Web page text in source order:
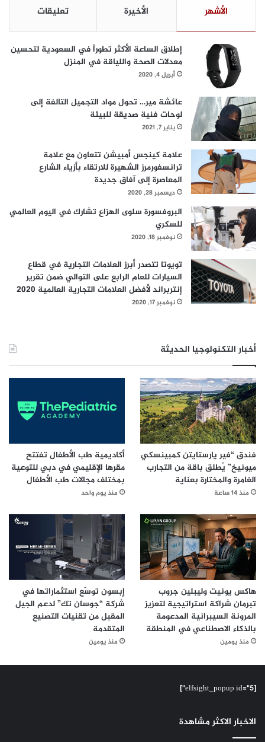
الأشهر الأخيرة تعليقات
إطلاق الساعة الأكثر تطوراً في السعودية لتحسين
معدلات الصحة واللياقة في المنزل
أبريل 4, 2020
عائشة مير… تحول مواد التجميل التالفة إلى
لوحات فنية صديقة للبيئة
يناير 7, 2021
علامة كينجس أمبيشن تتعاون مع علامة
ترانسفورمرز الشهيرة للارتقاء بأزياء الشارع
المعاصرة إلى آفاق جديدة
ديسمبر 28, 2020
البروفسورة سلوى الهزاع تشارك في اليوم العالمي
للسكري
نوفمبر 18, 2020
تويوتا تتصدر أبرز العلامات التجارية في قطاع
السيارات للعام الرابع على التوالي ضمن تقرير
إنتربراند لأفضل العلامات التجارية العالمية 2020
نوفمبر 17, 2020
أخبار التكنولوجيا الحديثة
فندق “فير يارستايتن كمبينسكي
ميونيخ” يُطلق باقة من التجارب
الغامرة والمختارة بعناية
منذ 14 ساعة
أكاديمية طب الأطفال تفتتح
مقرها الإقليمي في دبي للتوعية
بمختلف مجالات طب الأطفال
منذ يوم واحد
هاكس يونيت وليبلين جروب
تبرمان شراكة استراتيجية لتعزيز
المرونة السيبرانية المدعومة
بالذكاء الاصطناعي في المنطقة
منذ يومين
إبسون توسّع استثماراتها في
شركة “جوسان تك” لدعم الجيل
المقبل من تقنيات التصنيع
المتقدمة
منذ يومين
[elfsight_popup id="5"]
الاخبار الاكثر مشاهدة